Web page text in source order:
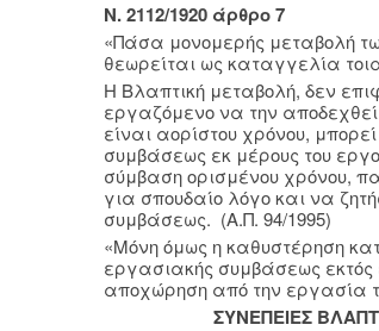
Ν. 2112/1920 άρθρο 7
«Πάσα μονομερής μεταβολή
θεωρείται ως καταγγελία
Η Βλαπτική μεταβολή, δεν
εργαζόμενο να την
είναι αορίστου χρόνου,
συμβάσεως εκ μέρους του
σύμβαση ορισμένου χρόνου,
για σπουδαίο λόγο και να
συμβάσεως. (Α.Π. 94/1995)
«Μόνη όμως η καθυστέρηση
εργασιακής συμβάσεως εκτός
αποχώρηση από την εργασία
ΣΥΝΕΠΕΙΕΣ